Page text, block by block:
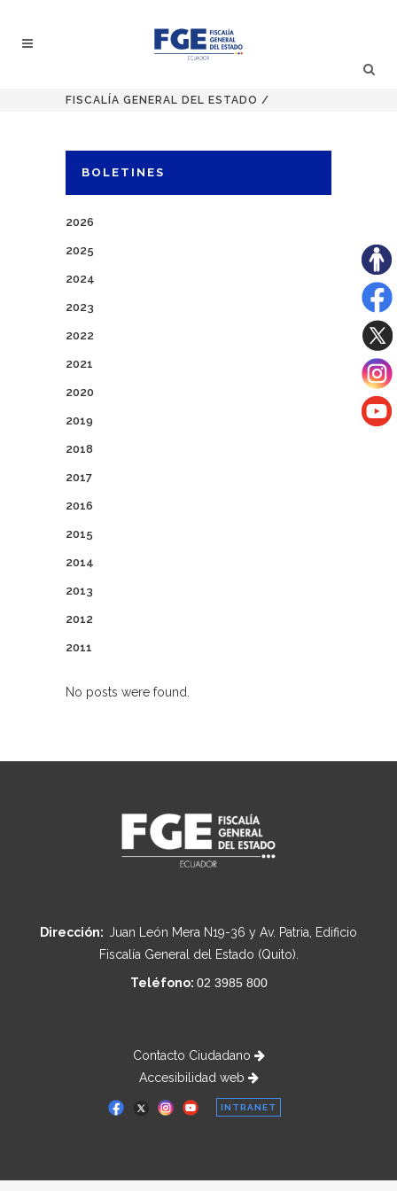
FISCALÍA GENERAL DEL ESTADO /
BOLETINES
2026
2025
2024
2023
2022
2021
2020
2019
2018
2017
2016
2015
2014
2013
2012
2011
No posts were found.
Dirección: Juan León Mera N19-36 y Av. Patria, Edificio
Fiscalía General del Estado (Quito).
Teléfono: 02 3985 800
Contacto Ciudadano
Accesibilidad web
INTRANET